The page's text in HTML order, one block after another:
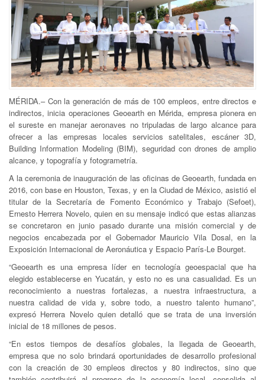
MÉRIDA.– Con la generación de más de 100 empleos, entre directos e
indirectos, inicia operaciones Geoearth en Mérida, empresa pionera en
el sureste en manejar aeronaves no tripuladas de largo alcance para
ofrecer a las empresas locales servicios satelitales, escáner 3D,
Building Information Modeling (BIM), seguridad con drones de amplio
alcance, y topografía y fotogrametría.
A la ceremonia de inauguración de las oficinas de Geoearth, fundada en
2016, con base en Houston, Texas, y en la Ciudad de México, asistió el
titular de la Secretaría de Fomento Económico y Trabajo (Sefoet),
Ernesto Herrera Novelo, quien en su mensaje indicó que estas alianzas
se concretaron en junio pasado durante una misión comercial y de
negocios encabezada por el Gobernador Mauricio Vila Dosal, en la
Exposición Internacional de Aeronáutica y Espacio París-Le Bourget.
“Geoearth es una empresa líder en tecnología geoespacial que ha
elegido establecerse en Yucatán, y esto no es una casualidad. Es un
reconocimiento a nuestras fortalezas, a nuestra infraestructura, a
nuestra calidad de vida y, sobre todo, a nuestro talento humano”,
expresó Herrera Novelo quien detalló que se trata de una inversión
inicial de 18 millones de pesos.
“En estos tiempos de desafíos globales, la llegada de Geoearth,
empresa que no solo brindará oportunidades de desarrollo profesional
con la creación de 30 empleos directos y 80 indirectos, sino que